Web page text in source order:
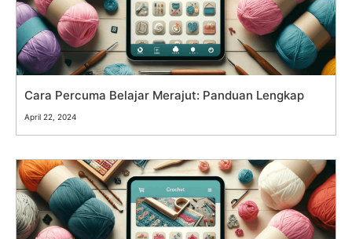
Cara Percuma Belajar Merajut: Panduan Lengkap
April 22, 2024